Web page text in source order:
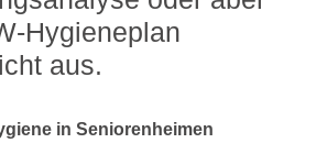
Hygieneplan
aus.
in Seniorenheimen